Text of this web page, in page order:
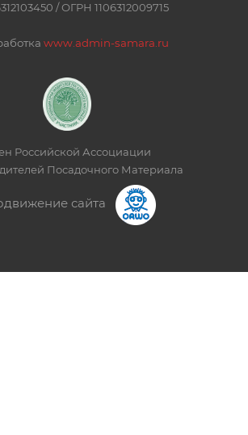
/ ОГРН 1106312009715
www.admin-samara.ru
Российской Ассоциации
Посадочного Материала
сайта